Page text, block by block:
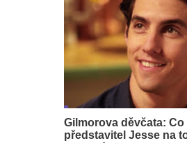
Gilmorova děvčata: Co
představitel Jesse na